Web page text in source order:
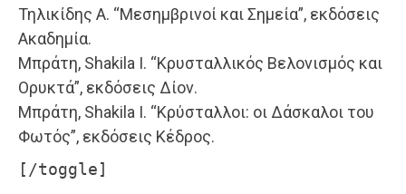
Τηλικίδης Α. “Μεσημβρινοί και Σημεία”, εκδόσεις
Ακαδημία.
Μπράτη, Shakila Ι. “Κρυσταλλικός Βελονισμός και
Ορυκτά”, εκδόσεις Δίον.
Μπράτη, Shakila I. “Κρύσταλλοι: οι Δάσκαλοι του
Φωτός”, εκδόσεις Κέδρος.
[/toggle]